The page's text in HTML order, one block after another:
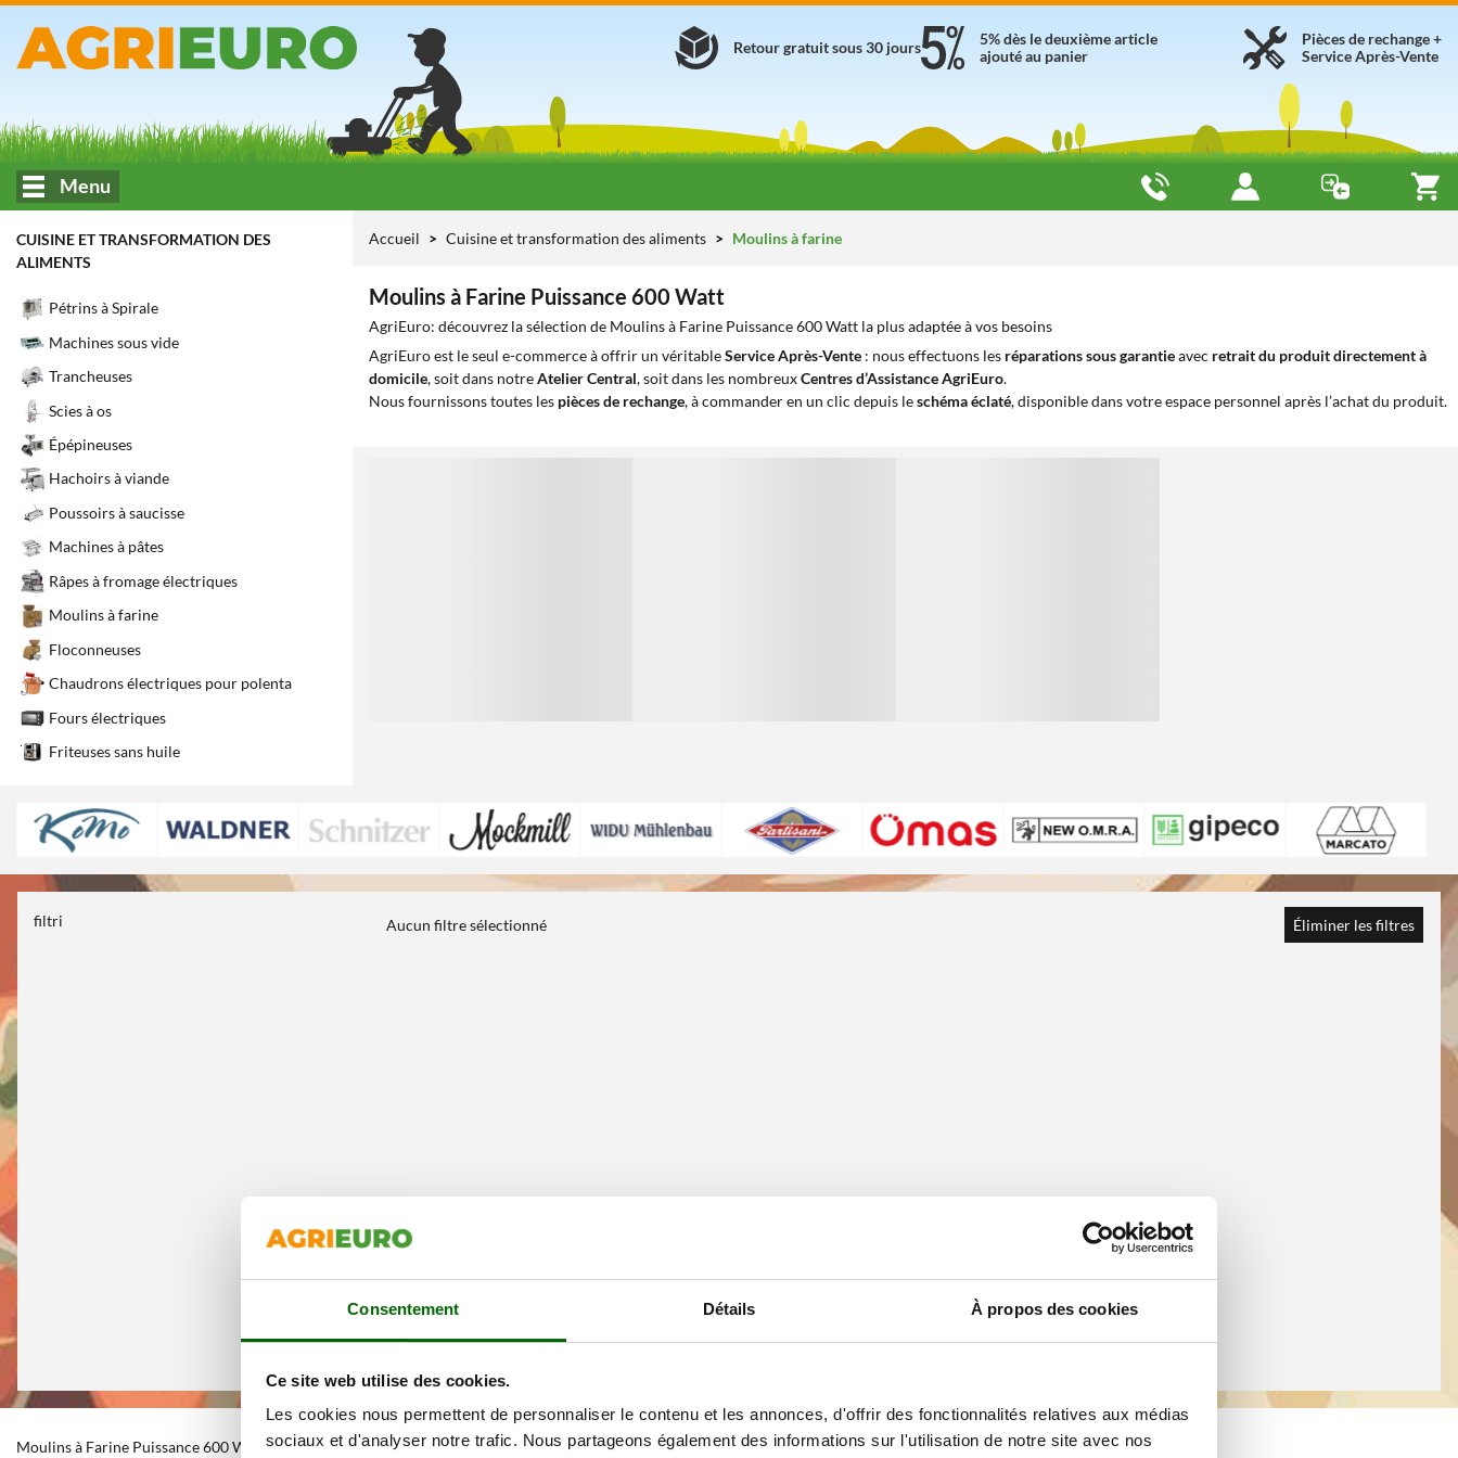
Consentement Détails À propos des cookies
Ce site web utilise des cookies.
Les cookies nous permettent de personnaliser le contenu et les annonces, d'offrir des fonctionnalités relatives aux médias
sociaux et d'analyser notre trafic. Nous partageons également des informations sur l'utilisation de notre site avec nos
Pièces de rechange +
Service Après-Vente
5% dès le deuxième article
ajouté au panier
Retour gratuit sous 30 jours
Menu
CUISINE ET TRANSFORMATION DES
ALIMENTS
Pétrins à Spirale
Machines sous vide
Trancheuses
Scies à os
Épépineuses
Hachoirs à viande
Poussoirs à saucisse
Machines à pâtes
Râpes à fromage électriques
Moulins à farine
Floconneuses
Chaudrons électriques pour polenta
Fours électriques
Friteuses sans huile
Accueil Cuisine et transformation des aliments Moulins à farine
Moulins à Farine Puissance 600 Watt
AgriEuro: découvrez la sélection de Moulins à Farine Puissance 600 Watt la plus adaptée à vos besoins
AgriEuro est le seul e-commerce à offrir un véritableService Après-Vente : nous effectuons les réparations sous garantieavec retrait du produit directement à
domicile, soit dans notreAtelier Central, soit dans les nombreuxCentres d’Assistance AgriEuro.
Nous fournissons toutes les pièces de rechange, à commander en un clic depuis leschéma éclaté, disponible dans votre espace personnel après l’achat du produit.
filtri Aucun filtre sélectionné Éliminer les filtres
Moulins à Farine Puissance 600 Watt